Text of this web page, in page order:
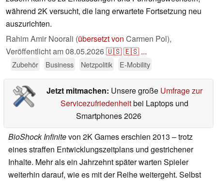
während 2K versucht, die lang erwartete Fortsetzung neu
auszurichten.
Rahim Amir Noorali (übersetzt von Carmen Pol),
Veröffentlicht am08.05.2026🇺🇸🇪🇸 ...
Zubehör Business Netzpolitik E-Mobility
Jetzt mitmachen: Unsere große Umfrage zur
Servicezufriedenheitbei Laptops und
Smartphones 2026
BioShock Infinitevon 2K Games erschien 2013 – trotz
eines straffen Entwicklungszeitplans und gestrichener
Inhalte. Mehr als ein Jahrzehnt später warten Spieler
weiterhin darauf, wie es mit der Reihe weitergeht. Selbst